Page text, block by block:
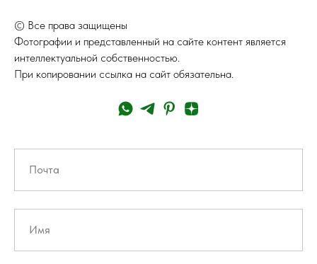
© Все права защищены
Фотографии и представленный на сайте контент является
интеллектуальной собственностью.
При копировании ссылка на сайт обязательна.